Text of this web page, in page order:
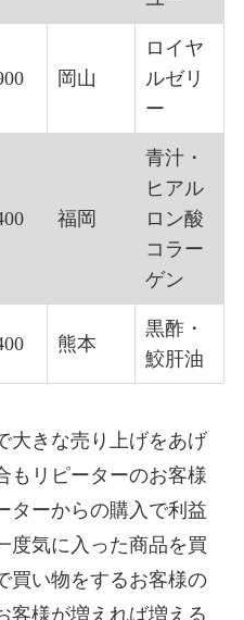
岡山
ロイヤ
ルゼリ
ー
福岡
青汁・
ヒアル
ロン酸
コラー
ゲン
熊本
黒酢・
鮫肝油
大きな売り上げをあげ
もリピーターのお客様
ターからの購入で利益
度気に入った商品を買
買い物をするお客様の
客様が増えれば増える